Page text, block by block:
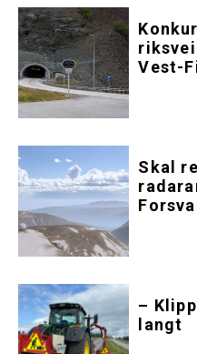
Vest-
Skal
–
langt